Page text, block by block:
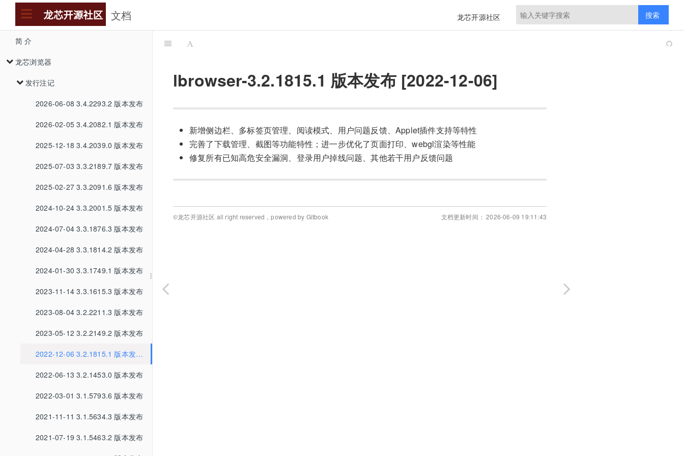
文档 搜索
龙芯开源社区
简 介
龙芯浏览器
发行注记
2026-06-08 3.4.2293.2 版本发布
2026-02-05 3.4.2082.1 版本发布
2025-12-18 3.4.2039.0 版本发布
2025-07-03 3.3.2189.7 版本发布
2025-02-27 3.3.2091.6 版本发布
2024-10-24 3.3.2001.5 版本发布
2024-07-04 3.3.1876.3 版本发布
2024-04-28 3.3.1814.2 版本发布
2024-01-30 3.3.1749.1 版本发布
2023-11-14 3.3.1615.3 版本发布
2023-08-04 3.2.2211.3 版本发布
2023-05-12 3.2.2149.2 版本发布
2022-12-06 3.2.1815.1 版本发布
2022-06-13 3.2.1453.0 版本发布
2022-03-01 3.1.5793.6 版本发布
2021-11-11 3.1.5634.3 版本发布
2021-07-19 3.1.5463.2 版本发布
lbrowser-3.2.1815.1 版本发布 [2022-12-06]
新增侧边栏、多标签页管理、阅读模式、用户问题反馈、Applet插件支持等特性
完善了下载管理、截图等功能特性；进一步优化了页面打印、webgl渲染等性能
修复所有已知高危安全漏洞、登录用户掉线问题、其他若干用户反馈问题
©龙芯开源社区 all right reserved，powered by Gitbook 文档更新时间： 2026-06-09 19:11:43